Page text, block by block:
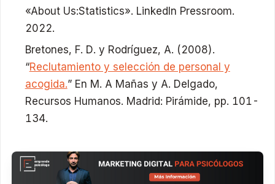
«About Us:Statistics». LinkedIn Pressroom.
2022.
Bretones, F. D. y Rodríguez, A. (2008).
“Reclutamiento y selección de personal y
acogida.” En M. A Mañas y A. Delgado,
Recursos Humanos. Madrid: Pirámide, pp. 101-
134.